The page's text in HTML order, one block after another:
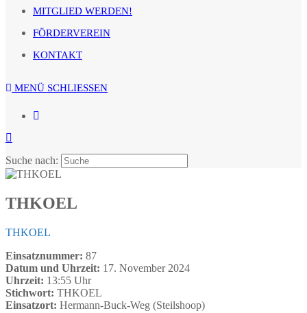
MITGLIED WERDEN!
FÖRDERVEREIN
KONTAKT
MENÜ SCHLIESSEN
Suche nach:
THKOEL
THKOEL
Einsatznummer: 87
Datum und Uhrzeit: 17. November 2024
Uhrzeit: 13:55 Uhr
Stichwort: THKOEL
Einsatzort: Hermann-Buck-Weg (Steilshoop)